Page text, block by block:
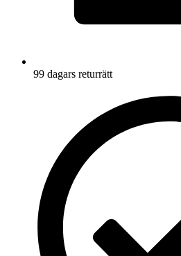
99 dagars returrätt